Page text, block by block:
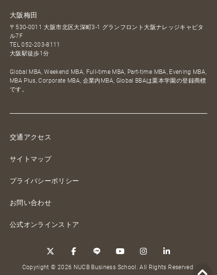
大阪梅田
〒530-0011 大阪市北区大深町3-1 グランフロント大阪ナレッジキャピタ
ル7F
TEL052-203-8111
大阪駅徒歩1分
Global MBA, Weekend MBA, Full-time MBA, Part-time MBA, Evening MBA,
MBA Plus, Corporate MBA, 企業内MBA, Global BBAは栗本学園の登録商標
です。
交通アクセス
サイトマップ
プライバシーポリシー
お問い合わせ
公式オンラインストア
Copyright © 2026 NUCB Business School. All Rights Reserved.